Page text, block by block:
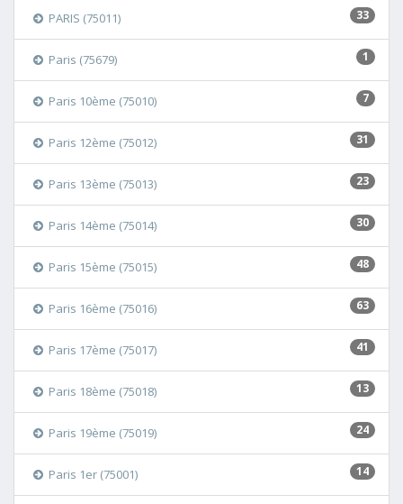
33
PARIS (75011)
1
Paris (75679)
7
Paris 10ème (75010)
31
Paris 12ème (75012)
23
Paris 13ème (75013)
30
Paris 14ème (75014)
48
Paris 15ème (75015)
63
Paris 16ème (75016)
41
Paris 17ème (75017)
13
Paris 18ème (75018)
24
Paris 19ème (75019)
14
Paris 1er (75001)